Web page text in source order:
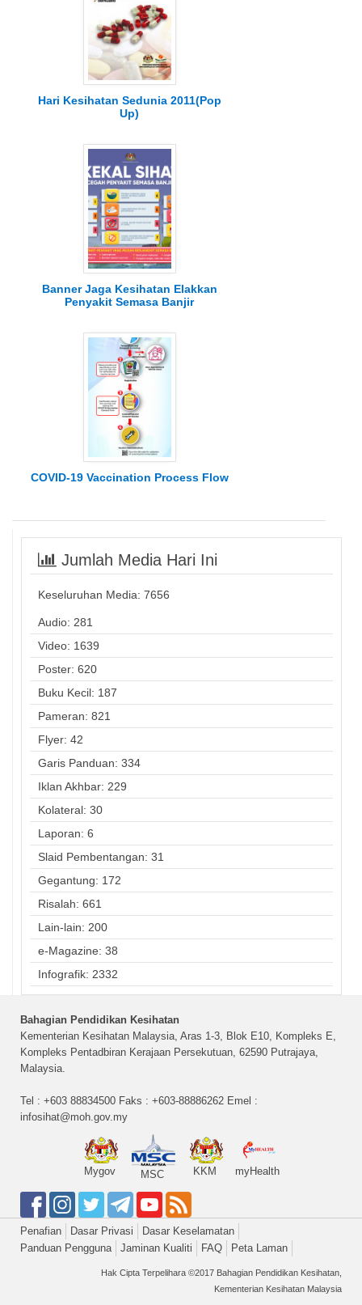
Hari Kesihatan Sedunia 2011(Pop
Up)
Banner Jaga Kesihatan Elakkan
Penyakit Semasa Banjir
COVID-19 Vaccination Process Flow
Jumlah Media Hari Ini
Keseluruhan Media: 7656
Audio: 281
Video: 1639
Poster: 620
Buku Kecil: 187
Pameran: 821
Flyer: 42
Garis Panduan: 334
Iklan Akhbar: 229
Kolateral: 30
Laporan: 6
Slaid Pembentangan: 31
Gegantung: 172
Risalah: 661
Lain-lain: 200
e-Magazine: 38
Infografik: 2332
Bahagian Pendidikan Kesihatan
Kementerian Kesihatan Malaysia, Aras 1-3, Blok E10, Kompleks E,
Kompleks Pentadbiran Kerajaan Persekutuan, 62590 Putrajaya,
Malaysia.
Tel : +603 88834500 Faks : +603-88886262 Emel :
infosihat@moh.gov.my
Mygov MSC KKM myHealth
Penafian Dasar Privasi
Dasar Keselamatan
Panduan Pengguna
Jaminan Kualiti FAQ Peta Laman
Hak Cipta Terpelihara ©2017 Bahagian Pendidikan Kesihatan,
Kementerian Kesihatan Malaysia